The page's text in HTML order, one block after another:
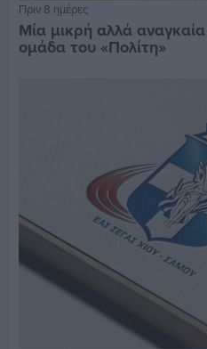
Πριν 8 ημέρες
Μία μικρή αλλά
ομάδα του «Πολίτη»